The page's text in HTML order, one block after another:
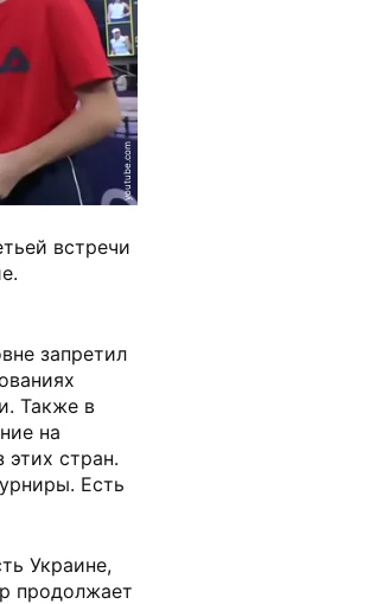
youtube.com
встречи
запретил
Также в
на
этих стран.
Есть
Украине,
продолжает